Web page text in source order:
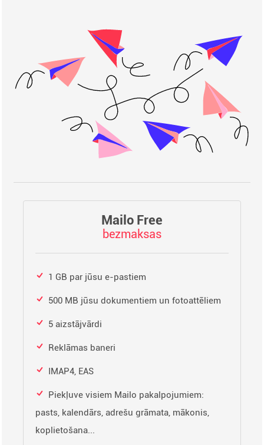
Mailo Free
bezmaksas
1 GB par jūsu e-pastiem
500 MB jūsu dokumentiem un fotoattēliem
5 aizstājvārdi
Reklāmas baneri
IMAP4, EAS
Piekļuve visiem Mailo pakalpojumiem:
pasts, kalendārs, adrešu grāmata, mākonis,
koplietošana...